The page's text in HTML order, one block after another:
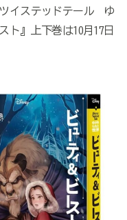
イステッドテール ゆ
』上下巻は10月17日